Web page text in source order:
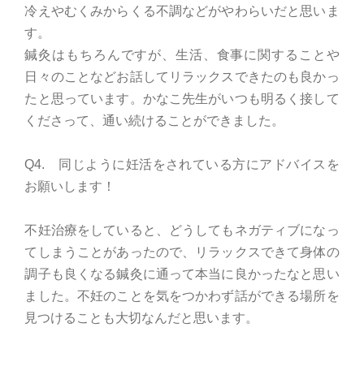
冷えやむくみからくる不調などがやわらいだと思いま
す。
鍼灸はもちろんですが、生活、食事に関することや
日々のことなどお話してリラックスできたのも良かっ
たと思っています。かなこ先生がいつも明るく接して
くださって、通い続けることができました。
Q4. 同じように妊活をされている方にアドバイスを
お願いします！
不妊治療をしていると、どうしてもネガティブになっ
てしまうことがあったので、リラックスできて身体の
調子も良くなる鍼灸に通って本当に良かったなと思い
ました。不妊のことを気をつかわず話ができる場所を
見つけることも大切なんだと思います。